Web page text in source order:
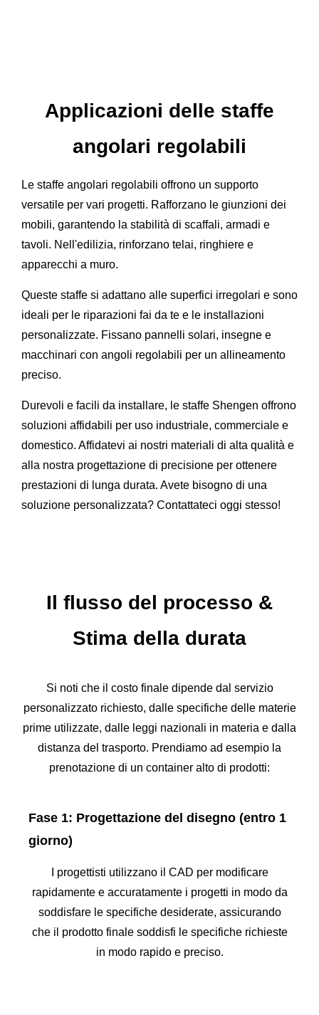
Applicazioni delle staffe
angolari regolabili
Le staffe angolari regolabili offrono un supporto
versatile per vari progetti. Rafforzano le giunzioni dei
mobili, garantendo la stabilità di scaffali, armadi e
tavoli. Nell'edilizia, rinforzano telai, ringhiere e
apparecchi a muro.
Queste staffe si adattano alle superfici irregolari e sono
ideali per le riparazioni fai da te e le installazioni
personalizzate. Fissano pannelli solari, insegne e
macchinari con angoli regolabili per un allineamento
preciso.
Durevoli e facili da installare, le staffe Shengen offrono
soluzioni affidabili per uso industriale, commerciale e
domestico. Affidatevi ai nostri materiali di alta qualità e
alla nostra progettazione di precisione per ottenere
prestazioni di lunga durata. Avete bisogno di una
soluzione personalizzata? Contattateci oggi stesso!
Il flusso del processo &
Stima della durata
Si noti che il costo finale dipende dal servizio
personalizzato richiesto, dalle specifiche delle materie
prime utilizzate, dalle leggi nazionali in materia e dalla
distanza del trasporto. Prendiamo ad esempio la
prenotazione di un container alto di prodotti:
Fase 1: Progettazione del disegno (entro 1
giorno)
I progettisti utilizzano il CAD per modificare
rapidamente e accuratamente i progetti in modo da
soddisfare le specifiche desiderate, assicurando
che il prodotto finale soddisfi le specifiche richieste
in modo rapido e preciso.